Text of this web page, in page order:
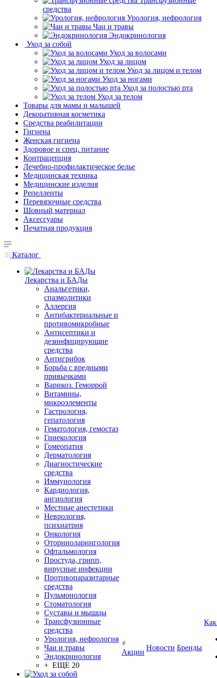
средства
Урология, нефрология
Чаи и травы
Эндокринология
Уход за собой
Уход за волосами
Уход за лицом
Уход за лицом и телом
Уход за ногами
Уход за полостью рта
Уход за телом
Товары для мамы и малышей
Декоративная косметика
Средства реабилитации
Гигиена
Женская гигиена
Здоровое и спец. питание
Контрацепция
Лечебно-профилактическое белье
Медицинская техника
Медицинские изделия
Репелленты
Перевязочные средства
Шовный материал
Аксессуары
Печатная продукция
Каталог
Лекарства и БАДы
Анальгетики,
спазмолитики
Аллергия
Антибактериальные и
противомикробные
Антисептики и
дезинфицирующие
средства
Антигрибок
Борьба с вредными
привычками
Варикоз. Геморрой
Витамины,
микроэлементы
Гастрология,
гепатология
Гематология, гемостаз
Гинекология
Гомеопатия
Дерматология
Диагностические
средства
Иммунология
Кардиология,
ангиология
Местные анестетики
Неврология,
психиатрия
Онкология
Оториноларингология
Офтальмология
Простуда, грипп,
вирусные инфекции
Противопаразитарные
средства
Пульмонология
Стоматология
Суставы и мышцы
Трансфузионные
средства
Урология, нефрология
Чаи и травы
Эндокринология
+ ЕЩЕ 20
Акции
Новости Бренды